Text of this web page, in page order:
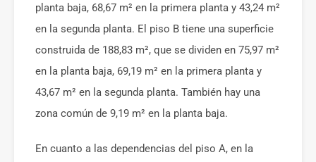
planta baja, 68,67 m² en la primera planta y 43,24 m²
en la segunda planta. El piso B tiene una superficie
construida de 188,83 m², que se dividen en 75,97 m²
en la planta baja, 69,19 m² en la primera planta y
43,67 m² en la segunda planta. También hay una
zona común de 9,19 m² en la planta baja.
En cuanto a las dependencias del piso A, en la